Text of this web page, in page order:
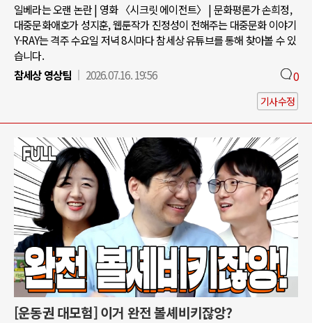
일베라는 오랜 논란 | 영화 〈시크릿 에이전트〉 | 문화평론가 손희정,
대중문화애호가 성지훈, 웹툰작가 진정성이 전해주는 대중문화 이야기
Y-RAY는 격주 수요일 저녁 8시마다 참세상 유튜브를 통해 찾아볼 수 있
습니다.
참세상 영상팀
2026.07.16. 19:56 0
기사수정
[운동권 대모험] 이거 완전 볼셰비키잖앙?